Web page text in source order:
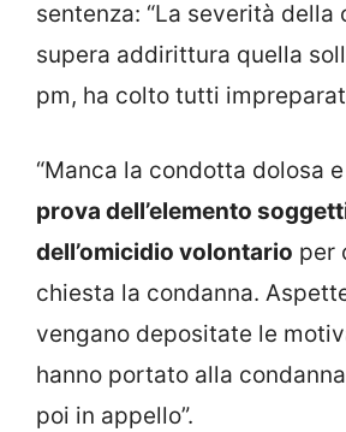
sentenza: “La severità della
supera addirittura quella
pm, ha colto tutti
“Manca la condotta dolosa e
prova dell’elemento
dell’omicidio volontario per
chiesta la condanna.
vengano depositate le
hanno portato alla
poi in appello”.